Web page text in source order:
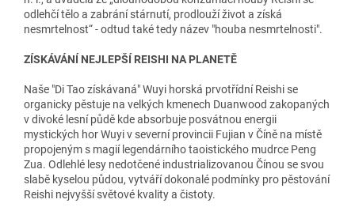
odlehčí tělo a zabrání stárnutí, prodlouží život a získá
nesmrtelnost“ - odtud také tedy název "houba nesmrtelnosti".
ZÍSKÁVÁNÍ NEJLEPŠÍ REISHI NA PLANETĚ
Naše "Di Tao získávaná" Wuyi horská prvotřídní Reishi se
organicky pěstuje na velkých kmenech Duanwood zakopaných
v divoké lesní půdě kde absorbuje posvátnou energii
mystických hor Wuyi v severní provincii Fujian v Číně na místě
propojeným s magií legendárního taoistického mudrce Peng
Zua. Odlehlé lesy nedotčené industrializovanou Čínou se svou
slabě kyselou půdou, vytváří dokonalé podmínky pro pěstování
Reishi nejvyšší světové kvality a čistoty.